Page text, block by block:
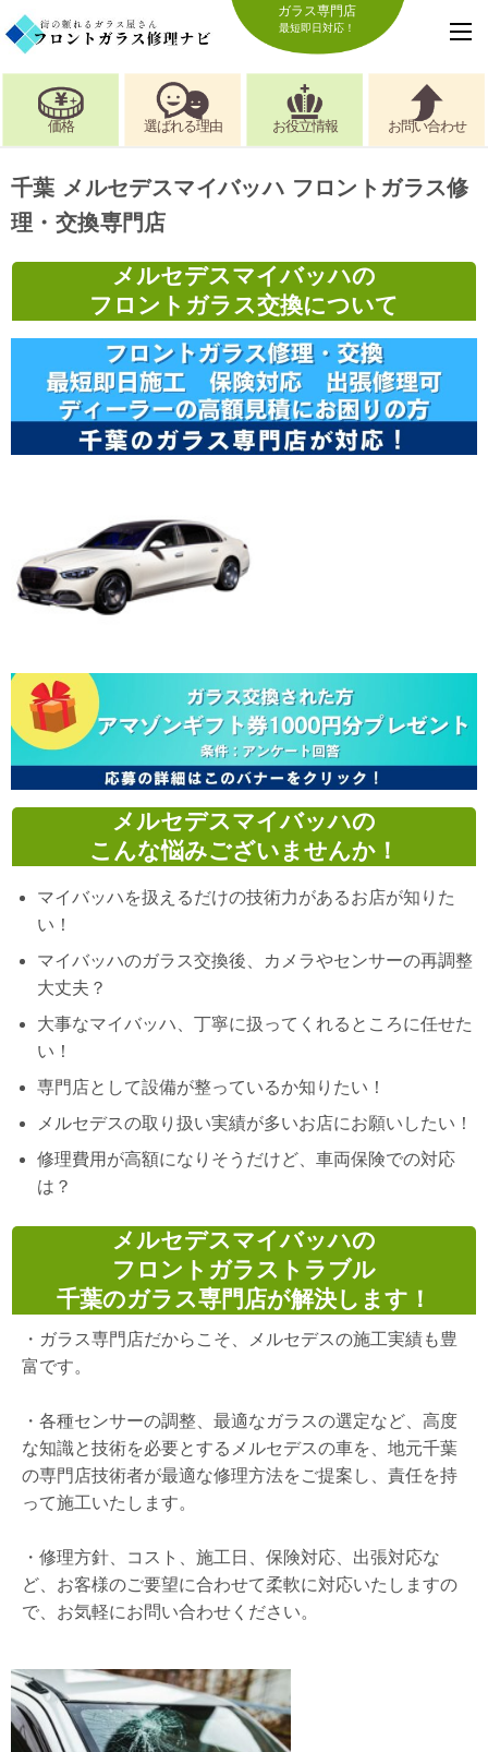
ガラス専門店
最短即日対応！
価格 選ばれる理由 お役立情報 お問い合わせ
千葉 メルセデスマイバッハ フロントガラス修
理・交換専門店
メルセデスマイバッハの
フロントガラス交換について
メルセデスマイバッハの
こんな悩みございませんか！
マイバッハを扱えるだけの技術力があるお店が知りた
い！
マイバッハのガラス交換後、カメラやセンサーの再調整
大丈夫？
大事なマイバッハ、丁寧に扱ってくれるところに任せた
い！
専門店として設備が整っているか知りたい！
メルセデスの取り扱い実績が多いお店にお願いしたい！
修理費用が高額になりそうだけど、車両保険での対応
は？
メルセデスマイバッハの
フロントガラストラブル
千葉のガラス専門店が解決します！
・ ガラス専門店だからこそ、メルセデスの施工実績も豊
富です。
・ 各種センサーの調整、最適なガラスの選定など、高度
な知識と技術を必要とするメルセデスの車を、地元千葉
の専門店技術者が最適な修理方法をご提案し、責任を持
って施工いたします。
・ 修理方針、コスト、施工日、保険対応、出張対応な
ど、お客様のご要望に合わせて柔軟に対応いたしますの
で、お気軽にお問い合わせください。